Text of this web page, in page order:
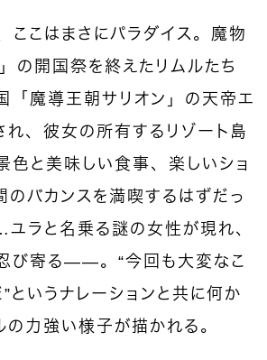
ここはまさにパラダイス。魔物
の開国祭を終えたリムルたち
「魔導王朝サリオン」の天帝エ
れ、彼女の所有するリゾート島
色と美味しい食事、楽しいショ
のバカンスを満喫するはずだっ
ラと名乗る謎の女性が現れ、
び寄る——。“今回も大変なこ
というナレーションと共に何か
の力強い様子が描かれる。